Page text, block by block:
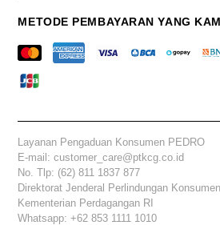
METODE PEMBAYARAN YANG
Layanan Pengaduan Konsumen PEDRO
E-mail: customer_care@ptkcg.co.id
No. Tlp: (62) 811 1837 877
Direktorat Jenderal Perlindungan
Kementerian Perdagangan RI
Whatsapp: +62 853 1111 1010